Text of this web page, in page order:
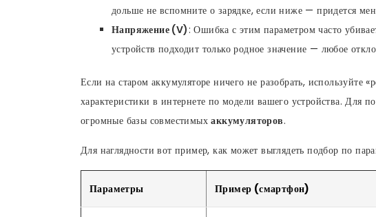
дольше не вспомните о зарядке, если ниже — придется
Напряжение (V) : Ошибка с этим параметром часто
устройств подходит только родное значение — любое
Если на старом аккумуляторе ничего не разобрать,
характеристики в интернете по модели вашего устройства. Для
огромные базы совместимыхаккумуляторов.
Для наглядности вот пример, как может выглядеть подбор по
Параметры Пример (смартфон)